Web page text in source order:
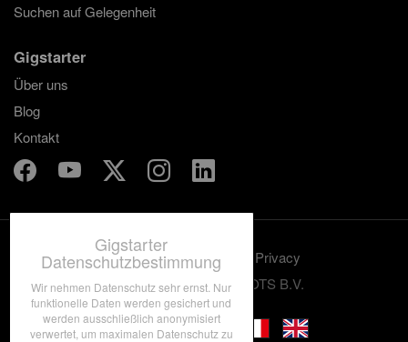
Suchen auf Gelegenheit
Gigstarter
Über uns
Blog
Kontakt
Benutzungskonditionen
Privacy
© 2012-2026 GRASSROOTS B.V.
Gigstarter
Datenschutzbestimmung
Wir nehmen Datenschutz sehr ernst. Nur
funktionelle Daten werden gesichert und
werden ausschließlich anonymisiert
verwertet, um maximalen Datenschutz zu